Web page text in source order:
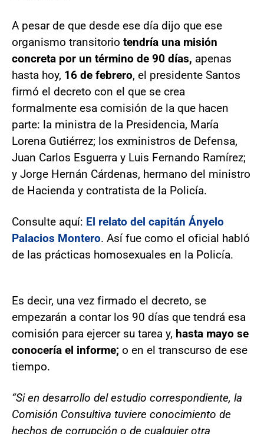
A pesar de que desde ese día dijo que ese
organismo transitorio tendría una misión
concreta por un término de 90 días, apenas
hasta hoy, 16 de febrero, el presidente Santos
firmó el decreto con el que se crea
formalmente esa comisión de la que hacen
parte: la ministra de la Presidencia, María
Lorena Gutiérrez; los exministros de Defensa,
Juan Carlos Esguerra y Luis Fernando Ramírez;
y Jorge Hernán Cárdenas, hermano del ministro
de Hacienda y contratista de la Policía.
Consulte aquí: El relato del capitán Ányelo
Palacios Montero. Así fue como el oficial habló
de las prácticas homosexuales en la Policía.
Es decir, una vez firmado el decreto, se
empezarán a contar los 90 días que tendrá esa
comisión para ejercer su tarea y, hasta mayo se
conocería el informe; o en el transcurso de ese
tiempo.
“Si en desarrollo del estudio correspondiente, la
Comisión Consultiva tuviere conocimiento de
hechos de corrupción o de cualquier otra